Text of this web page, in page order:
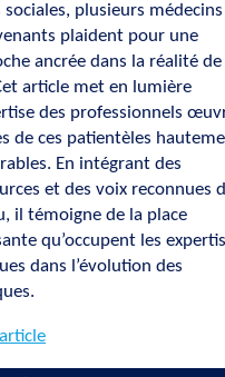
sociales, plusieurs
plaident pour une
ancrée dans la réalité de
article met en lumière
des professionnels
de ces patientèles
En intégrant des
et des voix reconnues
il témoigne de la place
qu’occupent les
dans l’évolution des